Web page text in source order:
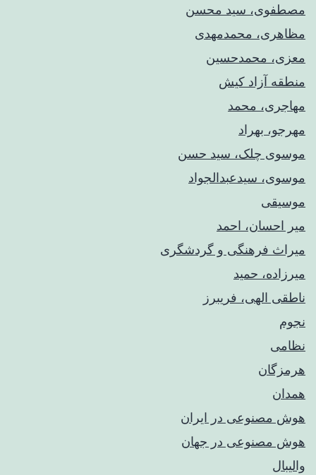
مصطفوی، سید محسن
مظاهری، محمدمهدی
معزی، محمدحسین
منطقه آزاد کیش
مهاجری، محمد
مهرجو، بهراد
موسوی چلک، سید حسن
موسوی، سیدعبدالجواد
موسیقی
میر احسان، احمد
میراث فرهنگی و گردشگری
میرزاده، حمید
ناطقی الهی، فریبرز
نجوم
نظامی
هرمزگان
همدان
هوش مصنوعی در ایران
هوش مصنوعی در جهان
والیبال